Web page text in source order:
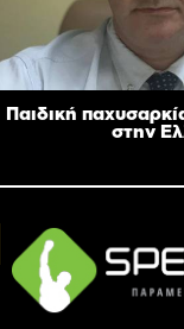
Παιδική
στην